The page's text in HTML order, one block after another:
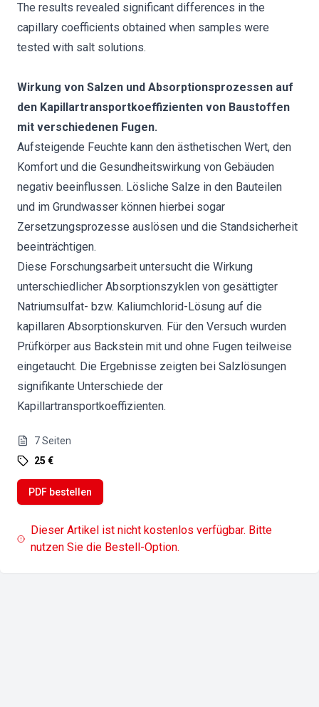
The results revealed significant differences in the
capillary coefficients obtained when samples were
tested with salt solutions.
Wirkung von Salzen und Absorptionsprozessen auf
den Kapillartransportkoeffizienten von Baustoffen
mit verschiedenen Fugen.
Aufsteigende Feuchte kann den ästhetischen Wert, den
Komfort und die Gesundheitswirkung von Gebäuden
negativ beeinflussen. Lösliche Salze in den Bauteilen
und im Grundwasser können hierbei sogar
Zersetzungsprozesse auslösen und die Standsicherheit
beeinträchtigen.
Diese Forschungsarbeit untersucht die Wirkung
unterschiedlicher Absorptionszyklen von gesättigter
Natriumsulfat- bzw. Kaliumchlorid-Lösung auf die
kapillaren Absorptionskurven. Für den Versuch wurden
Prüfkörper aus Backstein mit und ohne Fugen teilweise
eingetaucht. Die Ergebnisse zeigten bei Salzlösungen
signifikante Unterschiede der
Kapillartransportkoeffizienten.
7Seiten
25 €
PDF bestellen
Dieser Artikel ist nicht kostenlos verfügbar. Bitte
nutzen Sie die Bestell-Option.